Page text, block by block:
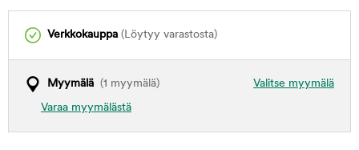
Verkkokauppa (Löytyy varastosta)
Valitse myymälä
Myymälä (1 myymälä)
Varaa myymälästä